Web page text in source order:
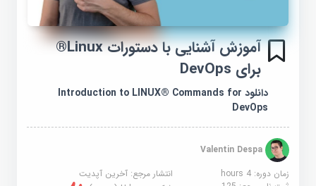
آموزش آشنایی با دستورات Linux®
برای DevOps
دانلود Introduction to LINUX® Commands for
DevOps
Valentin Despa
زمان دوره: 4 hours
انتشار مرجع:آخرین آپدیت